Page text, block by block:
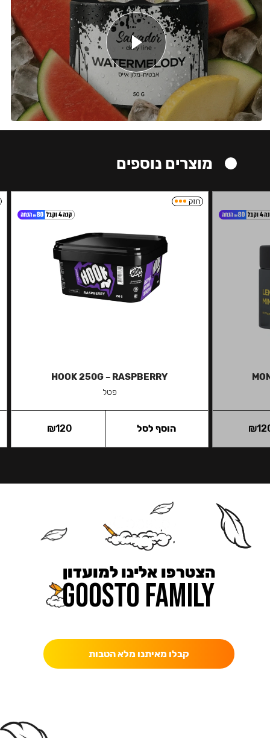
מוצרים נוספים
₪
חזק
HOOK 250G – RASPBERRY
פטל
₪120 הוסף לסל
הצטרפו אלינו למועדון
קבלו מאיתנו מלא הטבות